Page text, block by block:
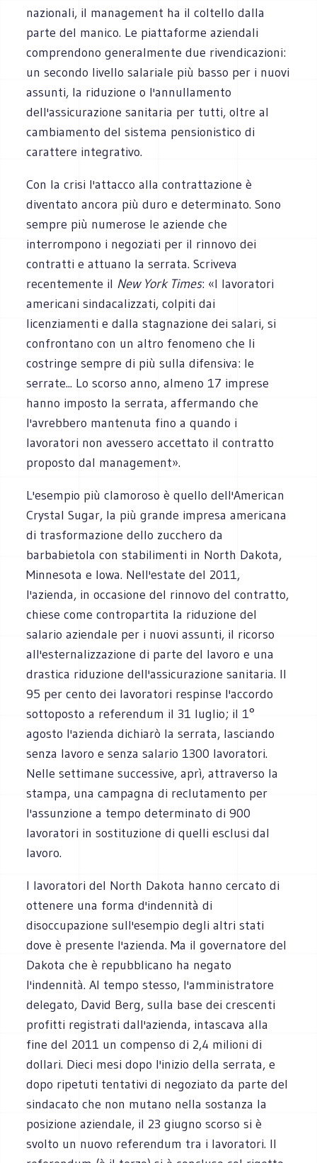
nazionali, il management ha il coltello dalla
parte del manico. Le piattaforme aziendali
comprendono generalmente due rivendicazioni:
un secondo livello salariale più basso per i nuovi
assunti, la riduzione o l'annullamento
dell'assicurazione sanitaria per tutti, oltre al
cambiamento del sistema pensionistico di
carattere integrativo.
Con la crisi l'attacco alla contrattazione è
diventato ancora più duro e determinato. Sono
sempre più numerose le aziende che
interrompono i negoziati per il rinnovo dei
contratti e attuano la serrata. Scriveva
recentemente il New York Times: «I lavoratori
americani sindacalizzati, colpiti dai
licenziamenti e dalla stagnazione dei salari, si
confrontano con un altro fenomeno che li
costringe sempre di più sulla difensiva: le
serrate... Lo scorso anno, almeno 17 imprese
hanno imposto la serrata, affermando che
l'avrebbero mantenuta fino a quando i
lavoratori non avessero accettato il contratto
proposto dal management».
L'esempio più clamoroso è quello dell'American
Crystal Sugar, la più grande impresa americana
di trasformazione dello zucchero da
barbabietola con stabilimenti in North Dakota,
Minnesota e Iowa. Nell'estate del 2011,
l'azienda, in occasione del rinnovo del contratto,
chiese come contropartita la riduzione del
salario aziendale per i nuovi assunti, il ricorso
all'esternalizzazione di parte del lavoro e una
drastica riduzione dell'assicurazione sanitaria. Il
95 per cento dei lavoratori respinse l'accordo
sottoposto a referendum il 31 luglio; il 1°
agosto l'azienda dichiarò la serrata, lasciando
senza lavoro e senza salario 1300 lavoratori.
Nelle settimane successive, aprì, attraverso la
stampa, una campagna di reclutamento per
l'assunzione a tempo determinato di 900
lavoratori in sostituzione di quelli esclusi dal
lavoro.
I lavoratori del North Dakota hanno cercato di
ottenere una forma d'indennità di
disoccupazione sull'esempio degli altri stati
dove è presente l'azienda. Ma il governatore del
Dakota che è repubblicano ha negato
l'indennità. Al tempo stesso, l'amministratore
delegato, David Berg, sulla base dei crescenti
profitti registrati dall'azienda, intascava alla
fine del 2011 un compenso di 2,4 milioni di
dollari. Dieci mesi dopo l'inizio della serrata, e
dopo ripetuti tentativi di negoziato da parte del
sindacato che non mutano nella sostanza la
posizione aziendale, il 23 giugno scorso si è
svolto un nuovo referendum tra i lavoratori. Il